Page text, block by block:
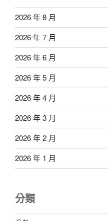
2026 年 8 月
2026 年 7 月
2026 年 6 月
2026 年 5 月
2026 年 4 月
2026 年 3 月
2026 年 2 月
2026 年 1 月
分類